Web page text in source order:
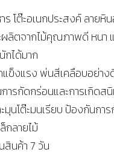
ร โต๊ะอเนกประสงค์ ลาย
ผลิตจากไม้คุณภาพดี หนา
กได้มาก
แข็งแรง พ่นสีเคลือบอย่าง
ารกัดกร่อนและการเกิดส
นโต๊ะมนเรียบ ป้องกันกา
กลายไม้
สินค้า 7 วัน